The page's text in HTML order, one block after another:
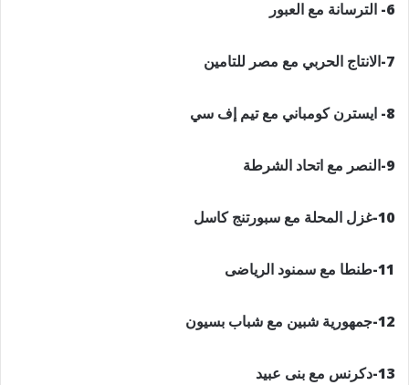
6- الترسانة مع العبور
7-الانتاج الحربي مع مصر للتامين
8- ايسترن كومباني مع تيم إف سي
9-النصر مع اتحاد الشرطة
10-غزل المحلة مع سبورتنج كاسل
11-طنطا مع سمنود الرياضى
12-جمهورية شبين مع شباب بسيون
13-دكرنس مع بنى عبيد